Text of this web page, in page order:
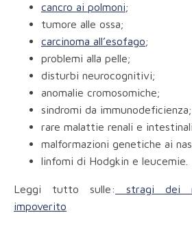
cancro ai polmoni;
tumore alle ossa;
carcinoma all’esofago;
problemi alla pelle;
disturbi neurocognitivi;
anomalie cromosomiche;
sindromi da immunodeficienza;
rare malattie renali e
malformazioni genetiche ai
linfomi di Hodgkin e leucemie.
Leggi tutto sulle:
stragi dei
impoverito